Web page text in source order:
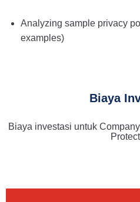
Analyzing sample privacy
examples)
Biaya
Biaya investasi untuk